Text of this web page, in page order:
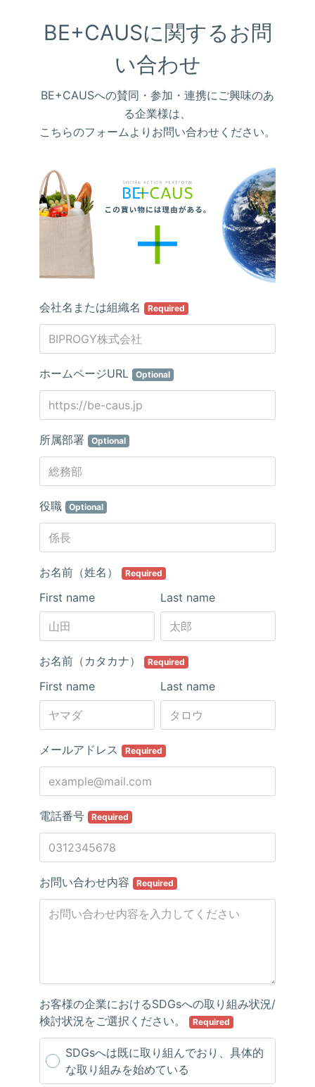
BE+CAUSに関するお問
い合わせ
BE+CAUSへの賛同・参加・連携にご興味のあ
る企業様は、
こちらのフォームよりお問い合わせください。
会社名または組織名 Required
ホームページURL Optional
所属部署 Optional
役職 Optional
お名前（姓名） Required
Last name
First name
お名前（カタカナ） Required
Last name
First name
メールアドレス Required
電話番号 Required
お問い合わせ内容 Required
お客様の企業におけるSDGsへの取り組み状況/
検討状況をご選択ください。
Required
SDGsへは既に取り組んでおり、具体的
な取り組みを始めている